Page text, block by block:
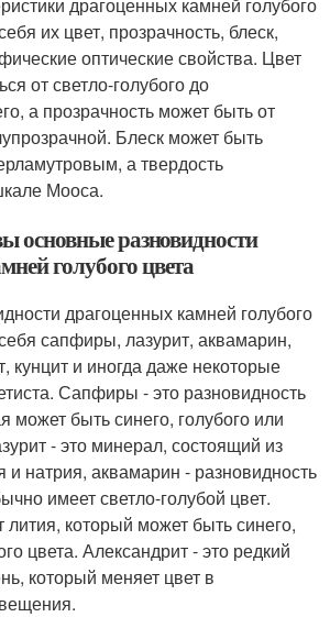
их цвет, прозрачность, блеск,
оптические свойства. Цвет
от светло-голубого до
а прозрачность может быть от
Блеск может быть
а твердость
Мооса.
основные разновидности
голубого цвета
драгоценных камней голубого
сапфиры, лазурит, аквамарин,
кунцит и иногда даже некоторые
Сапфиры - это разновидность
может быть синего, голубого или
- это минерал, состоящий из
и натрия, аквамарин - разновидность
имеет светло-голубой цвет.
лития, который может быть синего,
цвета. Александрит - это редкий
который меняет цвет в